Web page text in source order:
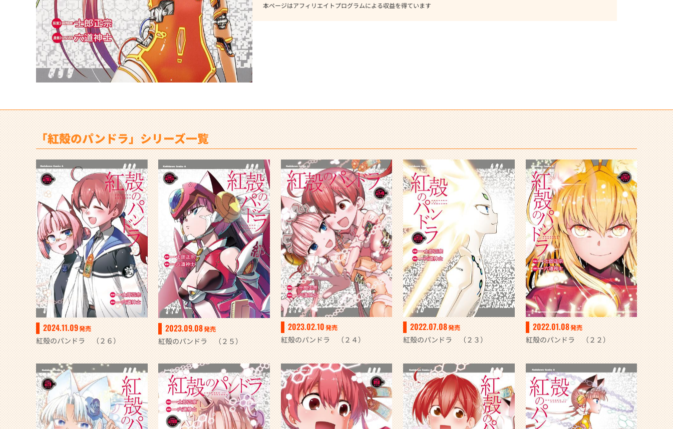
本ページはアフィリエイトプログラムによる収益を得ています
「紅殻のパンドラ」シリーズ一覧
2024.11.09発売
紅殻のパンドラ （２６）
2023.09.08発売
紅殻のパンドラ （２５）
2023.02.10発売
紅殻のパンドラ （２４）
2022.07.08発売
紅殻のパンドラ （２３）
2022.01.08発売
紅殻のパンドラ （２２）